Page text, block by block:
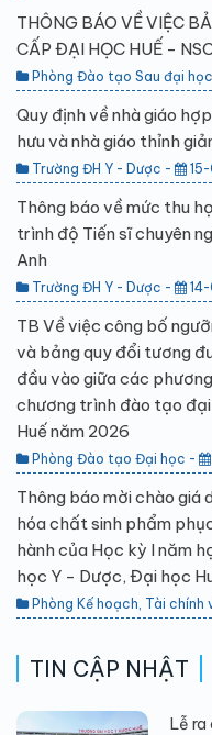
THÔNG BÁO VỀ VIỆC
CẤP ĐẠI HỌC HUẾ -
Phòng Đào tạo Sau đại
Quy định về nhà giáo
hưu và nhà giáo thỉnh
Trường ĐH Y - Dược -
Thông báo về mức thu
trình độ Tiến sĩ chuyên
Anh
Trường ĐH Y - Dược -
TB Về việc công bố
và bảng quy đổi tương
đầu vào giữa các
chương trình đào tạo
Huế năm 2026
Phòng Đào tạo Đại học -
Thông báo mời chào giá
hóa chất sinh phẩm
hành của Học kỳ I năm
học Y - Dược, Đại học
Phòng Kế hoạch, Tài
TIN CẬP NHẬT
Lễ ra